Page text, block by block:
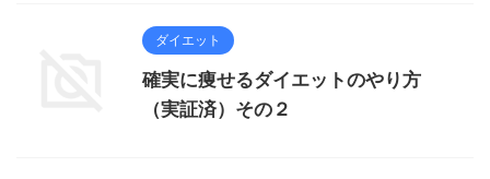
ダイエット
確実に痩せるダイエットのやり方
（実証済）その２